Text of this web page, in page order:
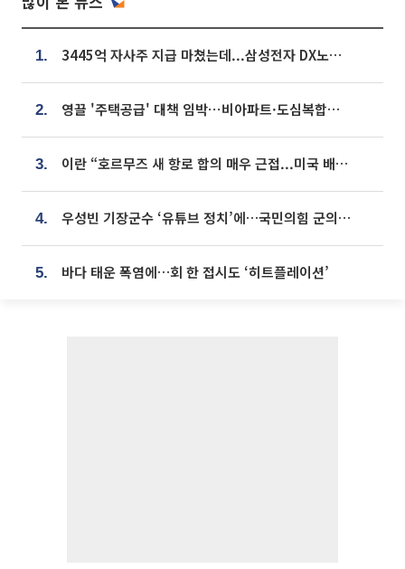
1. 3445억 자사주 지급 마쳤는데...삼성전자 DX노조, 뒤늦은 '떼쓰기 집회'
2. 영끌 '주택공급' 대책 임박⋯비아파트·도심복합까지 총동원
3. 이란 “호르무즈 새 항로 합의 매우 근접...미국 배상 먼저”
4. 우성빈 기장군수 ‘유튜브 정치’에…국민의힘 군의원들 집단 반발
5. 바다 태운 폭염에…회 한 접시도 ‘히트플레이션’